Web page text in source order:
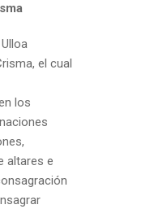
el cual
los
altares e